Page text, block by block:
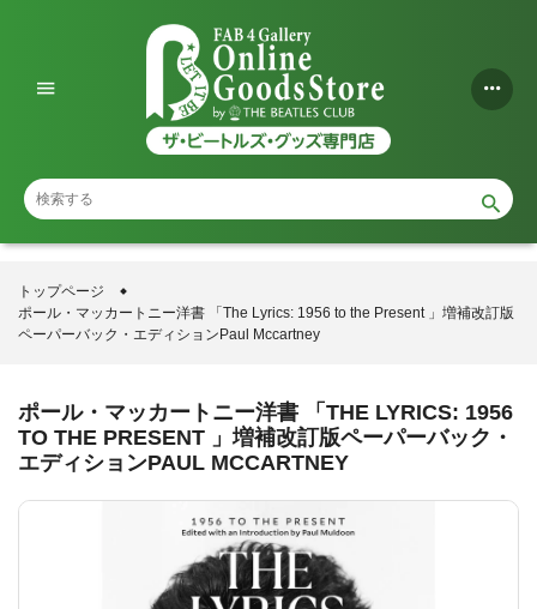
ツ
に
ス
キ
プ
す
る
トップページ
ポール・マッカートニー洋書 「The Lyrics: 1956 to the Present 」増補改訂版
ペーパーバック・エディションPaul Mccartney
ポール・マッカートニー洋書 「THE LYRICS: 1956
TO THE PRESENT 」増補改訂版ペーパーバック・
エディションPAUL MCCARTNEY